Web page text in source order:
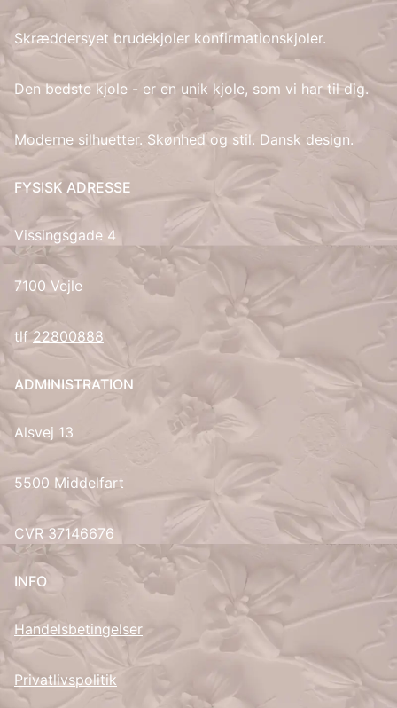
Skræddersyet brudekjoler konfirmationskjoler.
Den bedste kjole - er en unik kjole, som vi har til dig.
Moderne silhuetter. Skønhed og stil. Dansk design.
FYSISK ADRESSE
Vissingsgade 4
7100 Vejle
tlf22800888
ADMINISTRATION
Alsvej 13
5500 Middelfart
CVR 37146676
INFO
Handelsbetingelser
Privatlivspolitik